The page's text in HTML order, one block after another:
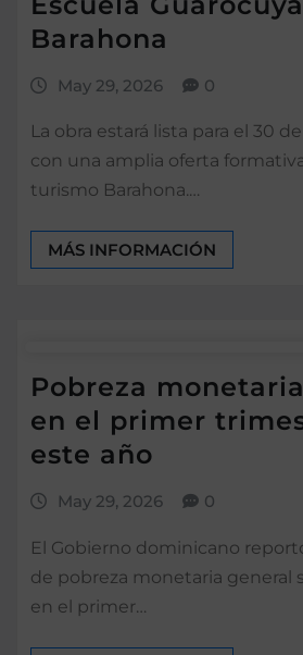
Barahona
May 29, 2026 0
La obra estará lista para el 30
con una amplia oferta
turismo Barahona.…
MÁS INFORMACIÓN
Pobreza
en el primer
este año
May 29, 2026 0
El Gobierno dominicano
de pobreza monetaria general
en el primer…